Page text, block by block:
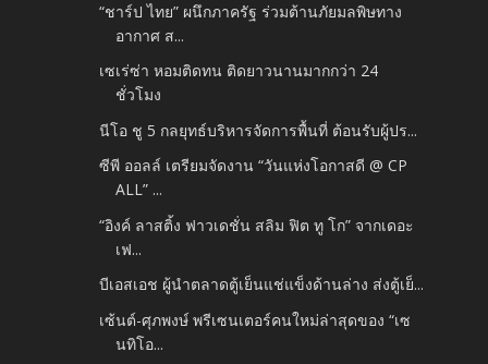
“ชาร์ป ไทย” ผนึกภาครัฐ ร่วมต้านภัยมลพิษทาง
อากาศ ส...
เซเร่ซ่า หอมติดทน ติดยาวนานมากกว่า 24
ชั่วโมง
นีโอ ชู 5 กลยุทธ์บริหารจัดการพื้นที่ ต้อนรับผู้ปร...
ซีพี ออลล์ เตรียมจัดงาน “วันแห่งโอกาสดี @ CP
ALL” ...
“อิงค์ ลาสติ้ง ฟาวเดชั่น สลิม ฟิต ทู โก” จากเดอะ
เฟ...
บีเอสเอช ผู้นำตลาดตู้เย็นแช่แข็งด้านล่าง ส่งตู้เย็...
เซ้นต์-ศุภพงษ์ พรีเซนเตอร์คนใหม่ล่าสุดของ “เซ
นทิโอ...